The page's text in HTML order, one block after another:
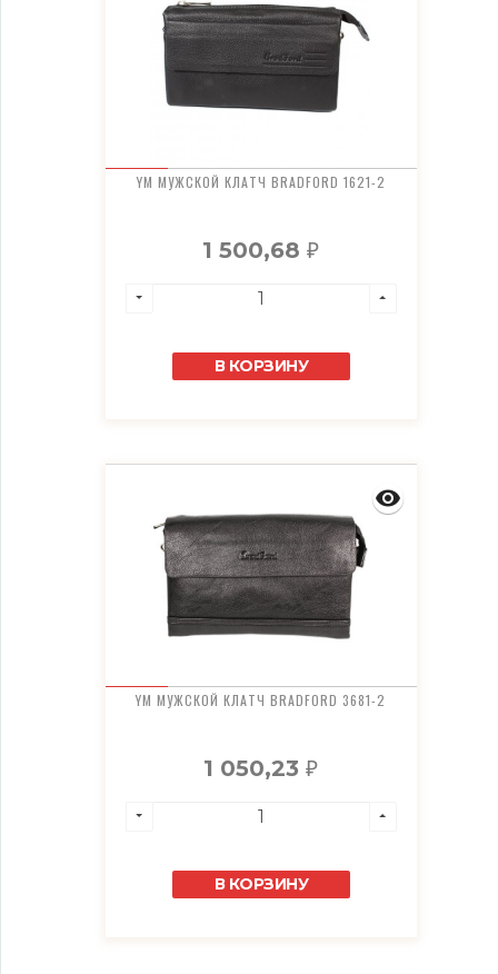
YM МУЖСКОЙ КЛАТЧ BRADFORD 1621-2
1 500,68₽
В КОРЗИНУ
YM МУЖСКОЙ КЛАТЧ BRADFORD 3681-2
1 050,23₽
В КОРЗИНУ